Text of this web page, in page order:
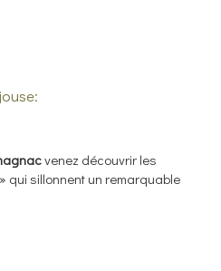
venez découvrir les
qui sillonnent un remarquable